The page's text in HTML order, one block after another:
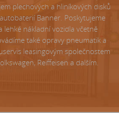
plechových a hliníkových disků
Banner. Poskytujeme
nákladní vozidla včetně
také opravy pneumatik a
leasingovým společnostem
Reiffeisen a dalším.